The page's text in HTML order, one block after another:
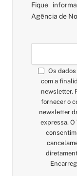
Fique
Agência de
Os
com a
newsletter.
fornecer o
newsletter
expressa.